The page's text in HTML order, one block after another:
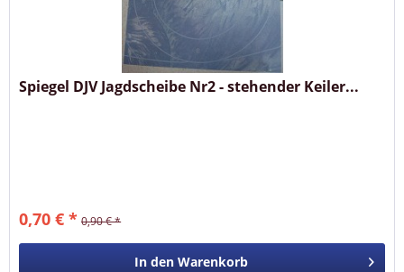
Spiegel DJV Jagdscheibe Nr2 - stehender Keiler...
0,70 € * 0,90 € *
In den Warenkorb